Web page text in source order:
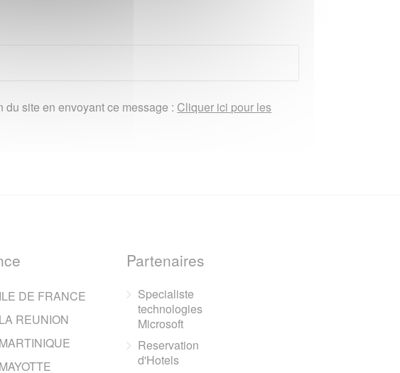
site en envoyant ce message : Cliquer ici pour les
ILE DE FRANCE
LA REUNION
MARTINIQUE
MAYOTTE
Partenaires
Specialiste
technologies
Microsoft
Reservation
d'Hotels